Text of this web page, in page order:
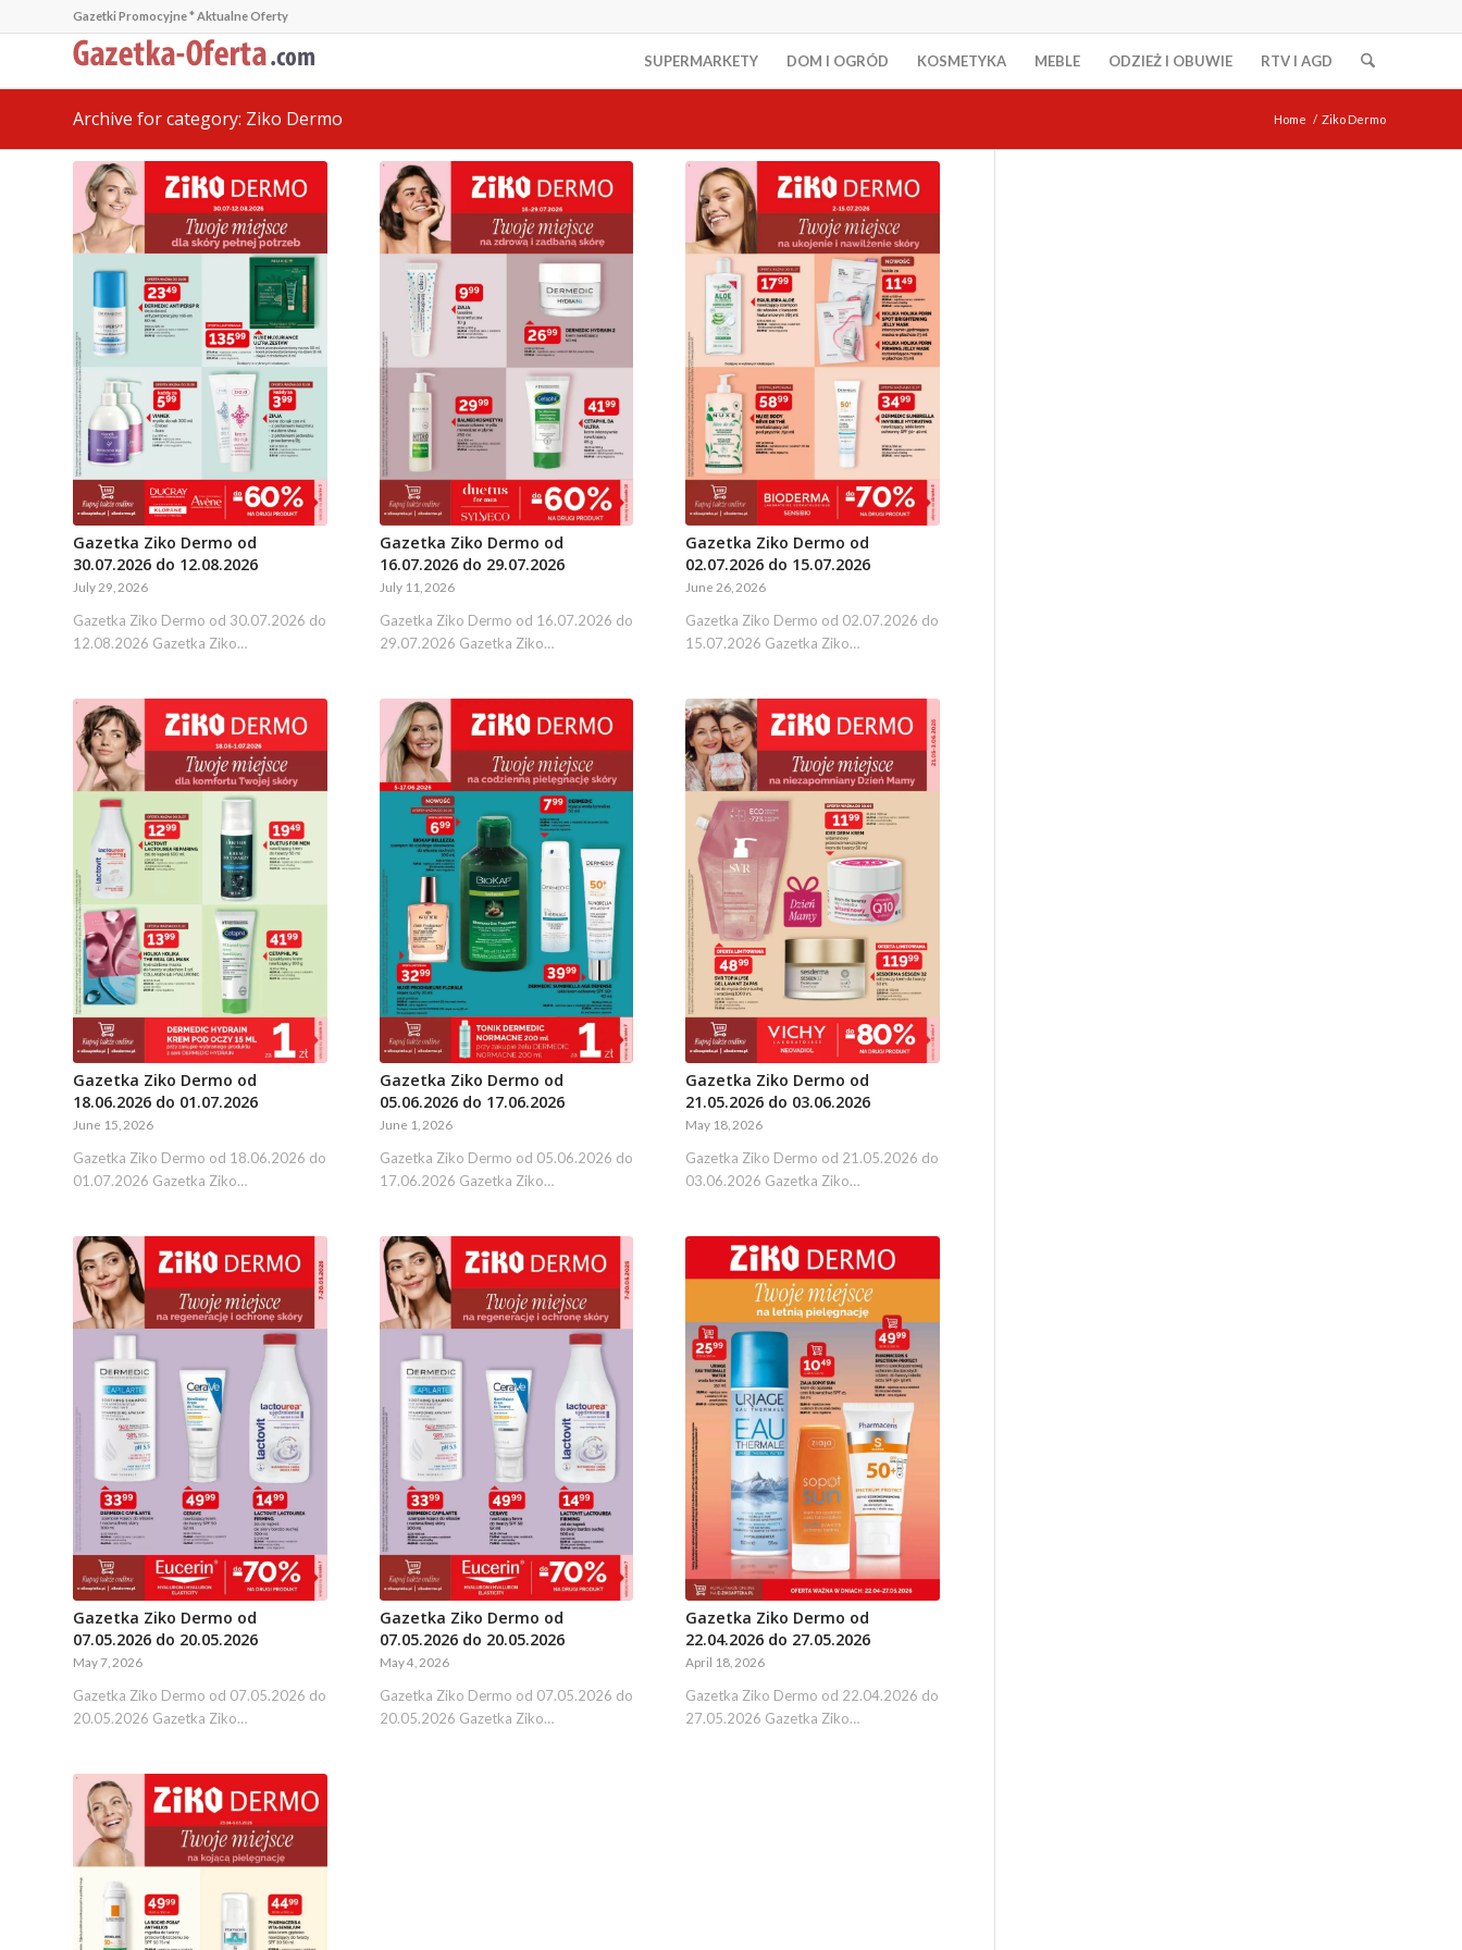
Gazetki Promocyjne * Aktualne Oferty
SUPERMARKETY DOM I OGRÓD KOSMETYKA MEBLE ODZIEŻ I OBUWIE RTV I AGD
Archive for category: Ziko Dermo Home / Ziko Dermo
Gazetka Ziko Dermo od
30.07.2026 do 12.08.2026
July 29, 2026
Gazetka Ziko Dermo od 30.07.2026 do
12.08.2026 Gazetka Ziko…
Gazetka Ziko Dermo od
16.07.2026 do 29.07.2026
July 11, 2026
Gazetka Ziko Dermo od 16.07.2026 do
29.07.2026 Gazetka Ziko…
Gazetka Ziko Dermo od
02.07.2026 do 15.07.2026
June 26, 2026
Gazetka Ziko Dermo od 02.07.2026 do
15.07.2026 Gazetka Ziko…
Gazetka Ziko Dermo od
18.06.2026 do 01.07.2026
June 15, 2026
Gazetka Ziko Dermo od 18.06.2026 do
01.07.2026 Gazetka Ziko…
Gazetka Ziko Dermo od
05.06.2026 do 17.06.2026
June 1, 2026
Gazetka Ziko Dermo od 05.06.2026 do
17.06.2026 Gazetka Ziko…
Gazetka Ziko Dermo od
21.05.2026 do 03.06.2026
May 18, 2026
Gazetka Ziko Dermo od 21.05.2026 do
03.06.2026 Gazetka Ziko…
Gazetka Ziko Dermo od
07.05.2026 do 20.05.2026
May 7, 2026
Gazetka Ziko Dermo od 07.05.2026 do
20.05.2026 Gazetka Ziko…
Gazetka Ziko Dermo od
07.05.2026 do 20.05.2026
May 4, 2026
Gazetka Ziko Dermo od 07.05.2026 do
20.05.2026 Gazetka Ziko…
Gazetka Ziko Dermo od
22.04.2026 do 27.05.2026
April 18, 2026
Gazetka Ziko Dermo od 22.04.2026 do
27.05.2026 Gazetka Ziko…